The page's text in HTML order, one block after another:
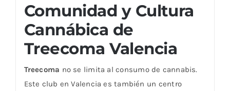
Comunidad y Cultura
Cannábica de
Treecoma Valencia
Treecoma no se limita al consumo de cannabis.
Este club en Valencia es también un centro